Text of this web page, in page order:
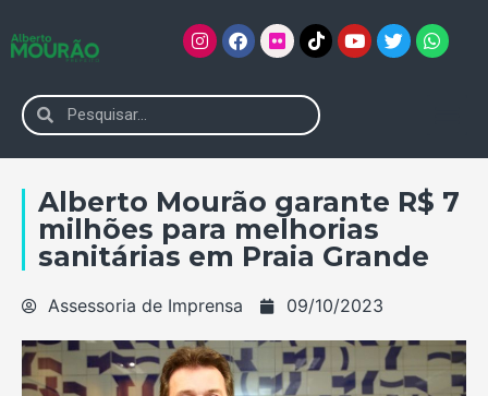
Alberto Mourão garante R$ 7
milhões para melhorias
sanitárias em Praia Grande
Assessoria de Imprensa 09/10/2023